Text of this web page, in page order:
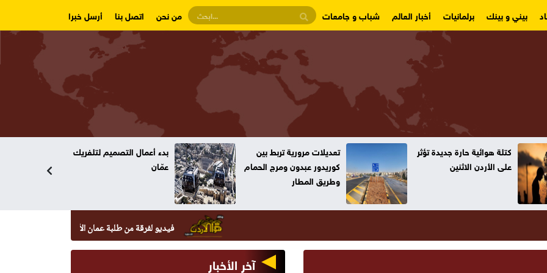
بيني و بينك برلمانيات أخبار العالم شباب و جامعات من نحن اتصل بنا أرسل خبرا
تعديلات مرورية تربط بين
كوريدور عبدون ومرج الحمام
بدء أعمال التصميم لتلفريك
عمّان
الأمن للأردنيين: لا تغلقوا
طريقا ولا تطلقوا عيارات
فيديو لفرقة من طلبة عمان الأهلية بعنوان : "دايماً بالعالي ، بنينا
آخر الأخبار